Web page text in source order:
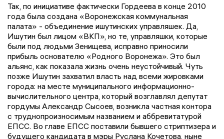
Так, по инициативе фактически Гордеева в конце 2010
года была создана «Воронежская коммунальная
палата» - объединение ишутинских управляшек. Да,
Ишутин был лицом «ВКП», но те, управляшки, которые
были под людьми Зенищева, исправно приносили
прибыль основателю «Родного Воронежа». Это был
альянс, как показала жизнь очень неустойчивый. Чуть
позже Ишутин захватил власть над всеми жировками
города: на месте муниципального информационно-
вычислительного центра, который возглавлял депутат
гордумы Александр Сысоев, возникла частная контора
с труднопроизносимым названием и аббревитатурой
ЕПСС. Во главе ЕПСС поставили бывшего стриптизера и
будущего кандидата в мэры Руслана Кочетова, ныне